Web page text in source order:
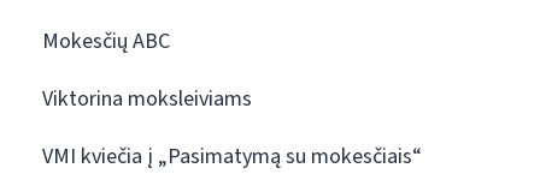
Mokesčių ABC
Viktorina moksleiviams
VMI kviečia į „Pasimatymą su mokesčiais“